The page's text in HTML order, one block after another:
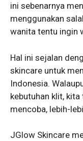
ini sebenarnya
menggunakan
wanita tentu ingin
Hal ini sejalan
skincare untuk
Indonesia.
kebutuhan klit,
mencoba, lebih-
JGlow Skincare